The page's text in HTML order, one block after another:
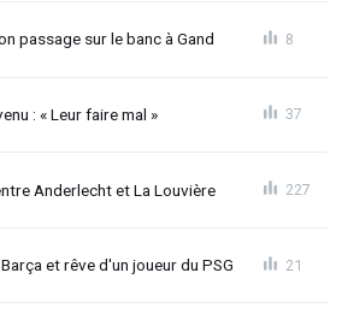
passage sur le banc à Gand 8
: « Leur faire mal » 37
Anderlecht et La Louvière 227
et rêve d'un joueur du PSG 21